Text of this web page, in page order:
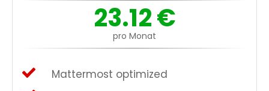
23.12€
pro Monat
Mattermost optimized